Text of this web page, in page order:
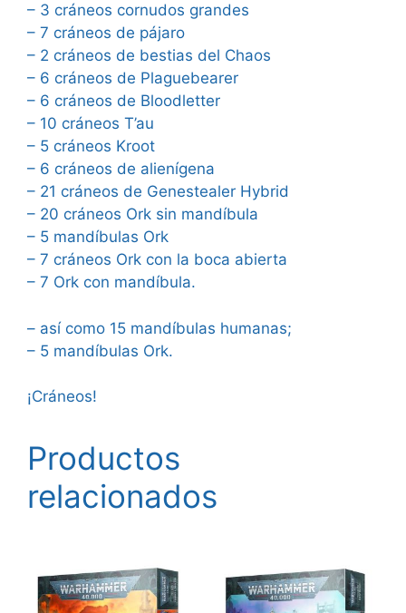
– 3 cráneos cornudos grandes
– 7 cráneos de pájaro
– 2 cráneos de bestias del Chaos
– 6 cráneos de Plaguebearer
– 6 cráneos de Bloodletter
– 10 cráneos T’au
– 5 cráneos Kroot
– 6 cráneos de alienígena
– 21 cráneos de Genestealer Hybrid
– 20 cráneos Ork sin mandíbula
– 5 mandíbulas Ork
– 7 cráneos Ork con la boca abierta
– 7 Ork con mandíbula.
– así como 15 mandíbulas humanas;
– 5 mandíbulas Ork.
¡Cráneos!
Productos
relacionados